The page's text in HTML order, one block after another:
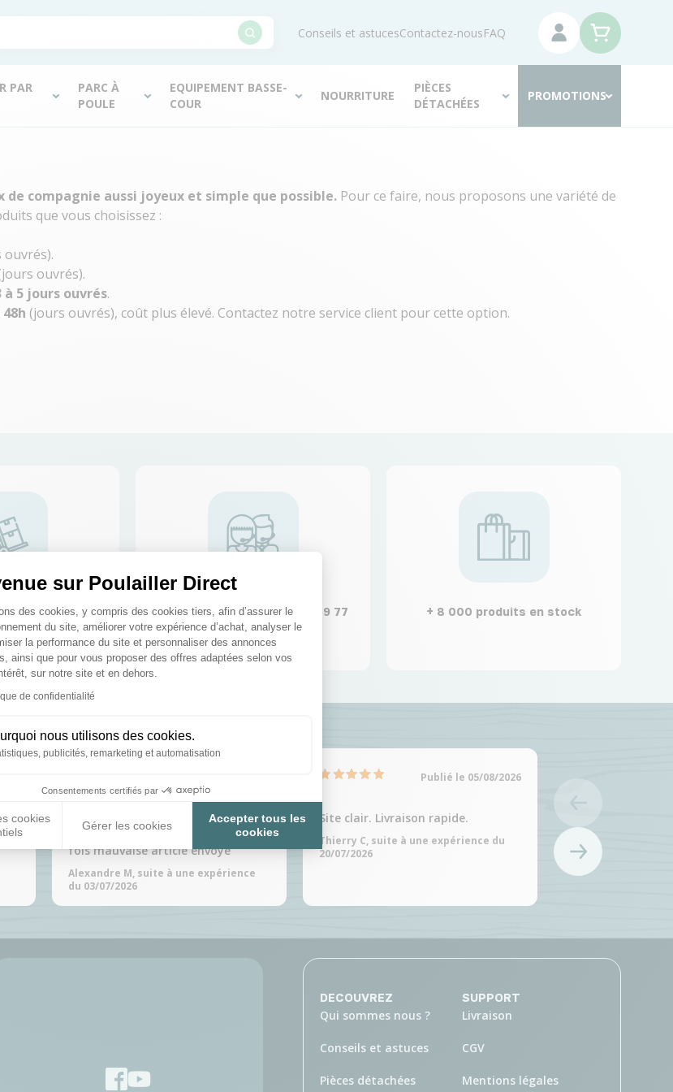
sur Poulailler Direct
de Gestion du Consentement : Personnalisez vos Options
des cookies, y compris des cookies tiers, afin d’assurer le
du site, améliorer votre expérience d’achat, analyser le
la performance du site et personnaliser des annonces
ainsi que pour vous proposer des offres adaptées selon vos
sur notre site et en dehors.
de confidentialité
nous utilisons des cookies.
publicités, remarketing et automatisation
Consentements certifiés par
cookies
Gérer les cookies
Accepter tous les
cookies
Axeptio consent
Conseils et astucesContactez-nousFAQ
PAR
PARC À
POULE
EQUIPEMENT BASSE-
COUR
NOURRITURE
PIÈCES
DÉTACHÉES
PROMOTIONS
compagnie aussi joyeux et simple que possible. Pour ce faire, nous proposons une variété de
que vous choisissez :
ouvrés).
ouvrés).
à 5 jours ouvrés.
(jours ouvrés), coût plus élevé. Contactez notre service client pour cette option.
en 24h
Des spécialistes au 02 52 59 77
03
+ 8 000 produits en stock
Problème résolu mais Beaucoup de
problèmes durant se sav plusieur
fois mauvaise article envoyé
Alexandre M, suite à une expérience
du 03/07/2026
Publié le 05/08/2026
Site clair. Livraison rapide.
Thierry C, suite à une expérience du
20/07/2026
produits
Martine C, suite à
20/07/2026
DECOUVREZ
Qui sommes nous ?
Conseils et astuces
Pièces détachées
SUPPORT
Livraison
CGV
Mentions légales